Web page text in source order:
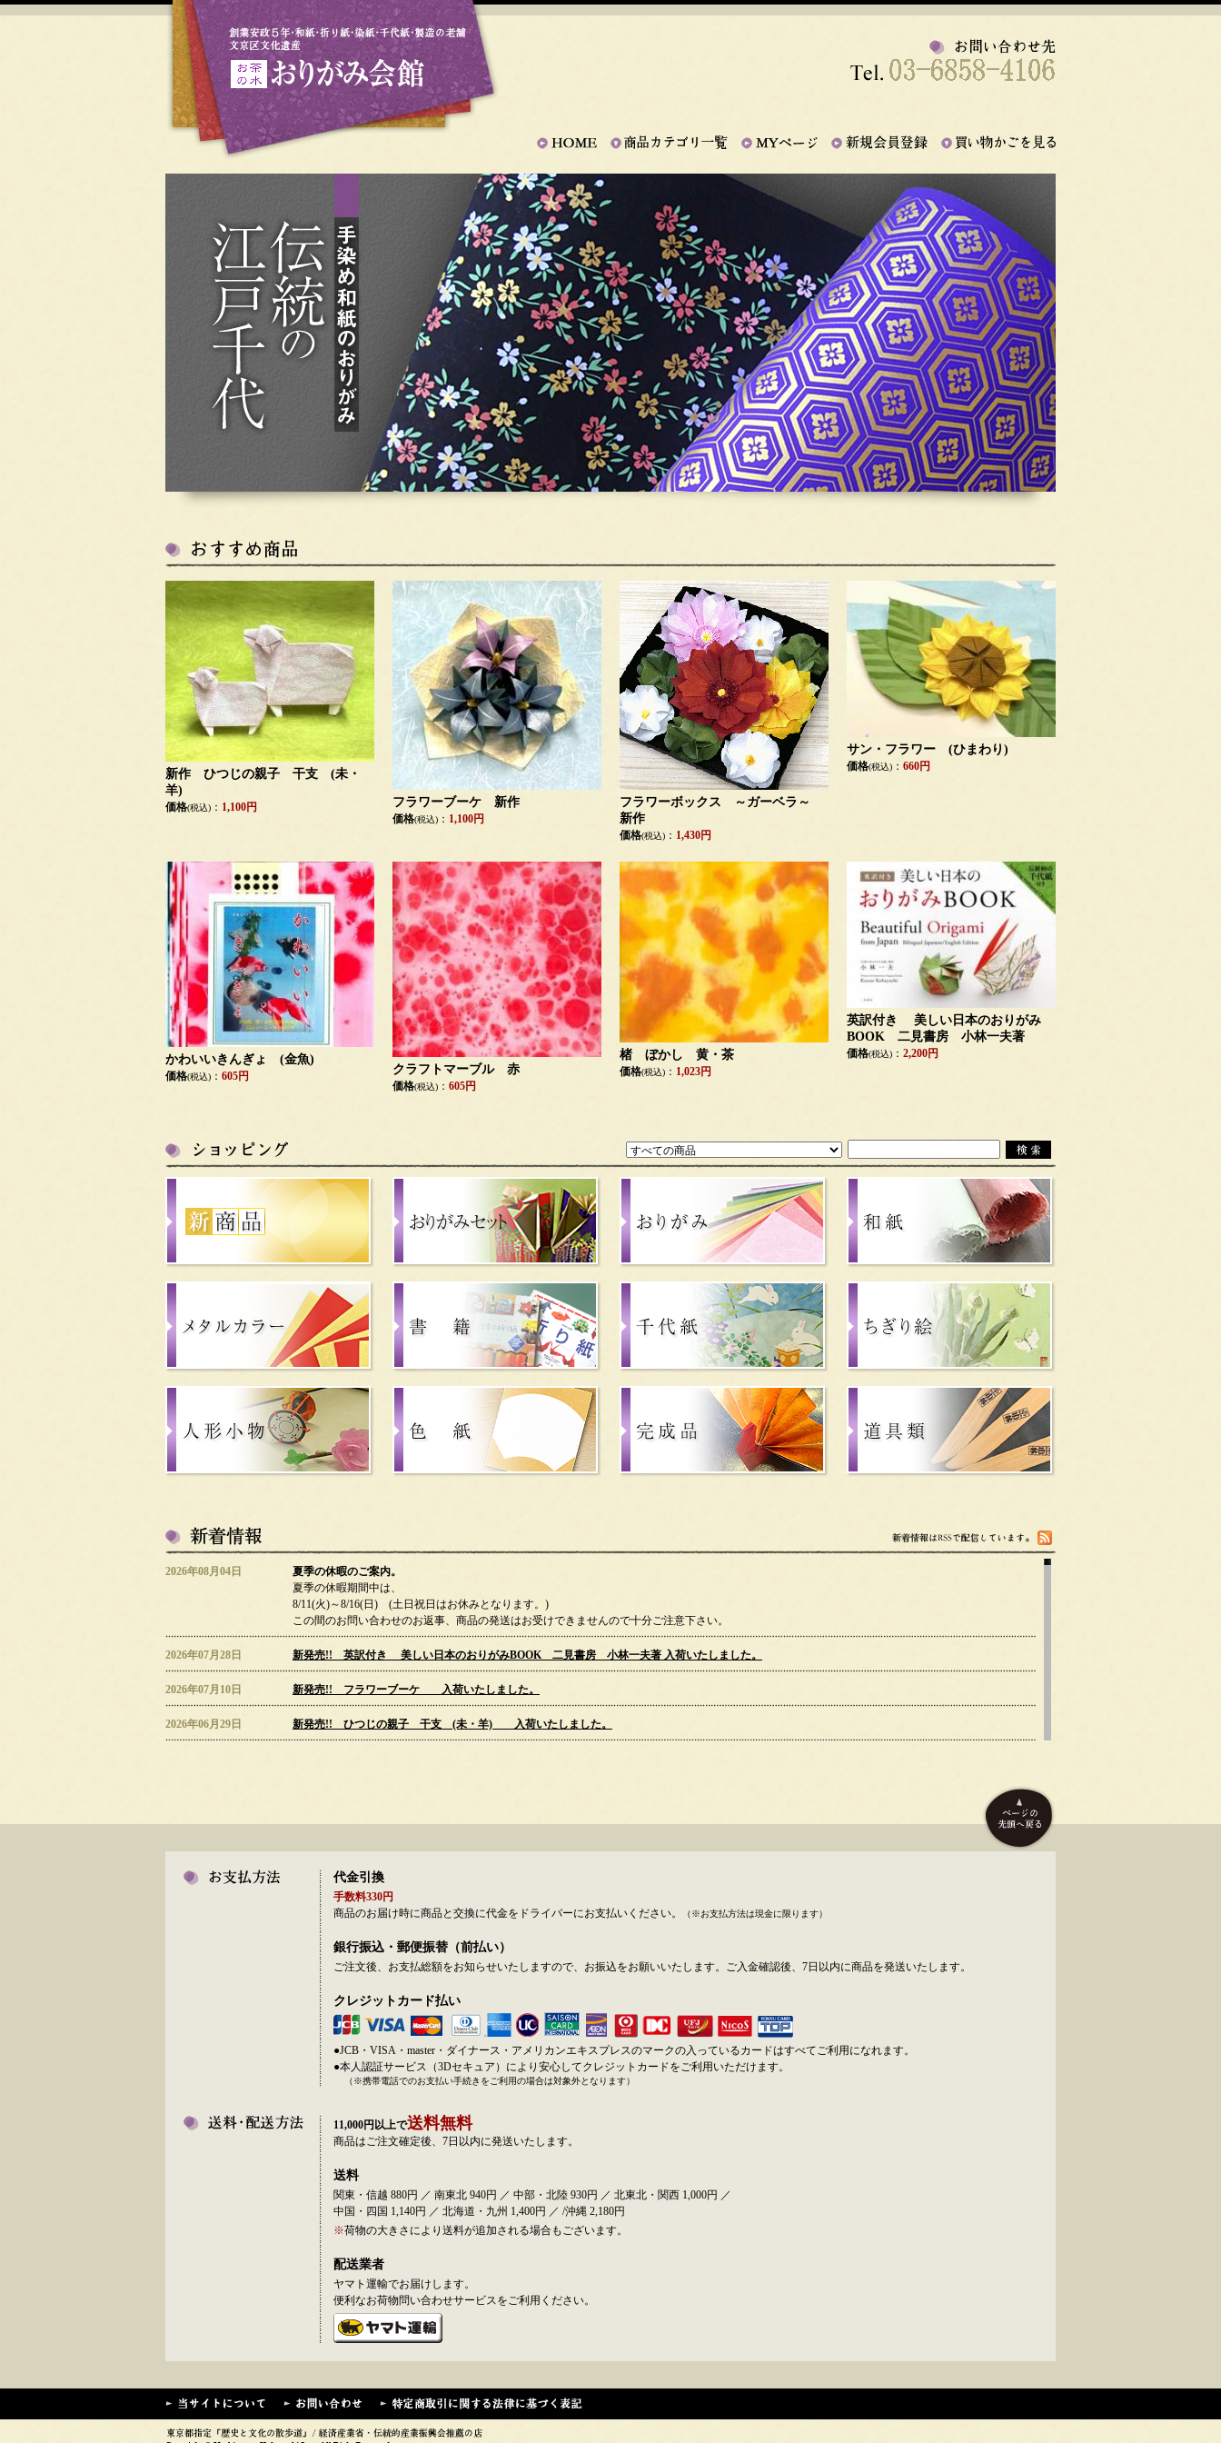
新作 ひつじの親子 干支 (未・
羊)
価格(税込) ： 1,100円 フラワーブーケ 新作
価格(税込) ： 1,100円
フラワーボックス ～ガーベラ～
新作
価格(税込) ： 1,430円
サン・フラワー (ひまわり)
価格(税込) ： 660円
かわいいきんぎょ (金魚)
価格(税込) ： 605円 クラフトマーブル 赤
価格(税込) ： 605円
楮 ぼかし 黄・茶
価格(税込) ： 1,023円
英訳付き 美しい日本のおりがみ
BOOK 二見書房 小林一夫著
価格(税込) ： 2,200円
2026年08月04日
夏季の休暇のご案内。
夏季の休暇期間中は、
8/11(火)～8/16(日) (土日祝日はお休みとなります。)
この間のお問い合わせのお返事、商品の発送はお受けできませんので十分ご注意下さい。
2026年07月28日 新発売!! 英訳付き 美しい日本のおりがみBOOK 二見書房 小林一夫著 入荷いたしました。
2026年07月10日 新発売!! フラワーブーケ 入荷いたしました。
2026年06月29日 新発売!! ひつじの親子 干支 (未・羊) 入荷いたしました。
2026年05月19日
【臨時休業のお知らせ】
6月29日(月)はシステム変更のため、終日休業となります。
お客様には大変ご不便、ご迷惑をおかけいたしますが、
何卒ご理解いただきますようお願い申し上げます。
ゴールデンウィークの休暇のご案内。
GW期間中は、カレンダー通りの休暇とさせて頂きます。
4/29(水) 5/2(土)～5/6(水) (土日祝日はお休みとなります。)
この間のお問い合わせのお返事、商品の発送はお受けできませんので十分ご注意下さい。
新発売!! フラワーボックス ～ガーベラ～ 入荷いたしました。
新発売!! 友禅各種 入荷いたしました。
新発売!! 皇菊兜 入荷いたしました。
新発売!! 秀吉兜 入荷いたしました。
新発売!! 新つるし雛 (楽しい雛祭飾り) 入荷いたしました。
新発売!! 新作 民芸紙 小桜 朱 入荷いたしました。
新発売!! 新作 華衣ひな 入荷いたしました。
新発売!! 新作 組箱 (三角・四角) ブロック折り紙 入荷いたしました。
誠に勝手ながら12/27(土)～1/4(日)までお休みとさせていただきます。
なお、年内ご注文締切は発送の都合上12/25(木)までとなっておりますのでご了承ください。
新年は1/5(月)から通常営業となります。
代金引換
手数料330円
商品のお届け時に商品と交換に代金をドライバーにお支払いください。
（※お支払方法は現金に限ります）
銀行振込・郵便振替（前払い）
ご注文後、お支払総額をお知らせいたしますので、お振込をお願いいたします。ご入金確認後、7日以内に商品を発送いたします。
クレジットカード払い
●JCB・VISA・master・ダイナース・アメリカンエキスプレスのマークの入っているカードはすべてご利用になれます。
●本人認証サービス（3Dセキュア）により安心してクレジットカードをご利用いただけます。
（※携帯電話でのお支払い手続きをご利用の場合は対象外となります）
11,000円以上で送料無料
商品はご注文確定後、7日以内に発送いたします。
送料
関東・信越 880円 ／ 南東北 940円 ／ 中部・北陸 930円 ／ 北東北・関西 1,000円 ／
中国・四国 1,140円 ／ 北海道・九州 1,400円 ／ /沖縄 2,180円
※荷物の大きさにより送料が追加される場合もございます。
配送業者
ヤマト運輸でお届けします。
便利なお荷物問い合わせサービスをご利用ください。